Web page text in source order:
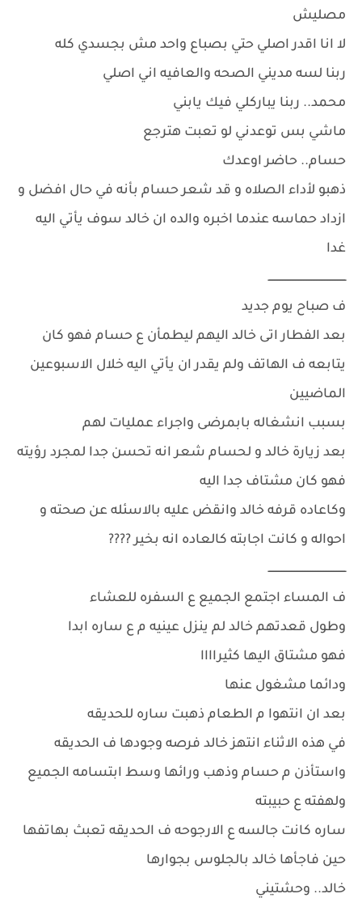
مصليش
لا انا اقدر اصلي حتي بصباع واحد مش بجسدي كله
ربنا لسه مديني الصحه والعافيه اني اصلي
محمد.. ربنا يباركلي فيك يابني
ماشي بس توعدني لو تعبت هترجع
حسام.. حاضر اوعدك
ذهبو لأداء الصلاه و قد شعر حسام بأنه في حال افضل و
ازداد حماسه عندما اخبره والده ان خالد سوف يأتي اليه
غدا
ــــــــــــــــــــــــــــــــــــــــــــــــ
ف صباح يوم جديد
بعد الفطار اتى خالد اليهم ليطمأن ع حسام فهو كان
يتابعه ف الهاتف ولم يقدر ان يأتي اليه خلال الاسبوعين
الماضيين
بسبب انشغاله بابمرضى واجراء عمليات لهم
بعد زيارة خالد و لحسام شعر انه تحسن جدا لمجرد رؤيته
فهو كان مشتاف جدا اليه
وكاعاده قرفه خالد وانقض عليه بالاسئله عن صحته و
احواله و كانت اجابته كالعاده انه بخير ????
ــــــــــــــــــــــــــــــــــــــــــــــــ
ف المساء اجتمع الجميع ع السفره للعشاء
وطول قعدتهم خالد لم ينزل عينيه م ع ساره ابدا
فهو مشتاق اليها كثيراااا
ودائما مشغول عنها
بعد ان انتهوا م الطعام ذهبت ساره للحديقه
في هذه الاثناء انتهز خالد فرصه وجودها ف الحديقه
واستأذن م حسام وذهب ورائها وسط ابتسامه الجميع
ولهفته ع حبيبته
ساره كانت جالسه ع الارجوحه ف الحديقه تعبث بهاتفها
حين فاجأها خالد بالجلوس بجوارها
خالد.. وحشتيني